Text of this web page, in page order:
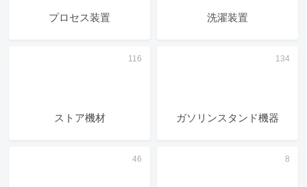
プロセス装置 洗濯装置
ストア機材 ガソリンスタンド機器